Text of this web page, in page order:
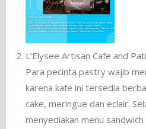
L’Elysee Artisan Cafe and
Para pecinta pastry wajib
karena kafe ini tersedia
cake, meringue dan eclair.
menyediakan menu